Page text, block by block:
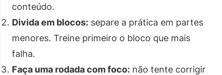
conteúdo.
Divida em blocos: separe a prática em partes
menores. Treine primeiro o bloco que mais
falha.
Faça uma rodada com foco: não tente corrigir